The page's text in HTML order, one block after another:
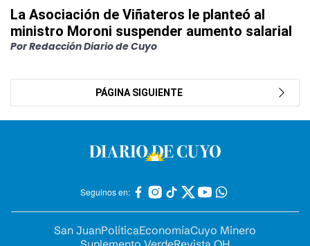
La Asociación de Viñateros le planteó al
ministro Moroni suspender aumento salarial
Por Redacción Diario de Cuyo
PÁGINA SIGUIENTE
Seguinos en:
San JuanPolíticaEconomíaCuyo Minero